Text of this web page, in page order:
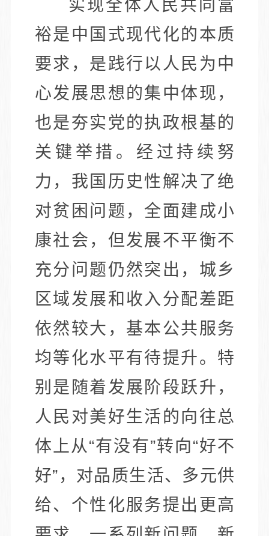
实现全体人民共同富
裕是中国式现代化的本质
要求，是践行以人民为中
心发展思想的集中体现，
也是夯实党的执政根基的
关键举措。经过持续努
力，我国历史性解决了绝
对贫困问题，全面建成小
康社会，但发展不平衡不
充分问题仍然突出，城乡
区域发展和收入分配差距
依然较大，基本公共服务
均等化水平有待提升。特
别是随着发展阶段跃升，
人民对美好生活的向往总
体上从“有没有”转向“好不
好”，对品质生活、多元供
给、个性化服务提出更高